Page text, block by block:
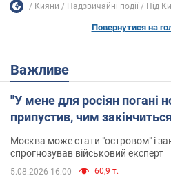
Кияни Надзвичайні події Під
Повернутися на
Важливе
"У мене для росіян погані
припустив, чим
Москва може стати "островом" і
спрогнозував військовий експерт
5.08.2026 16:00 60,9 т.